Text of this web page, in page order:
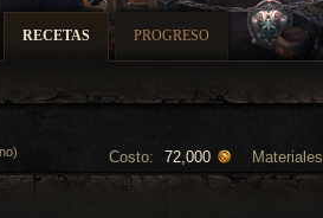
RECETAS PROGRESO
Costo: 72,000